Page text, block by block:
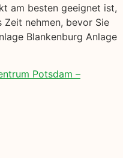
am besten geeignet ist,
nehmen, bevor Sie
Blankenburg Anlage
Potsdam –